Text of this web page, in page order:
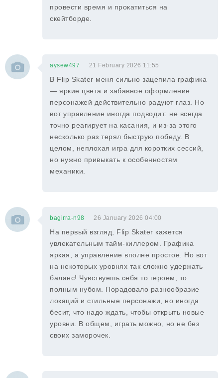
провести время и прокатиться на
скейтборде.
aysew497 21 February 2026 11:55
В Flip Skater меня сильно зацепила графика
— яркие цвета и забавное оформление
персонажей действительно радуют глаз. Но
вот управление иногда подводит: не всегда
точно реагирует на касания, и из-за этого
несколько раз терял быструю победу. В
целом, неплохая игра для коротких сессий,
но нужно привыкать к особенностям
механики.
bagirra-n98 26 January 2026 04:00
На первый взгляд, Flip Skater кажется
увлекательным тайм-киллером. Графика
яркая, а управление вполне простое. Но вот
на некоторых уровнях так сложно удержать
баланс! Чувствуешь себя то героем, то
полным нубом. Порадовало разнообразие
локаций и стильные персонажи, но иногда
бесит, что надо ждать, чтобы открыть новые
уровни. В общем, играть можно, но не без
своих заморочек.